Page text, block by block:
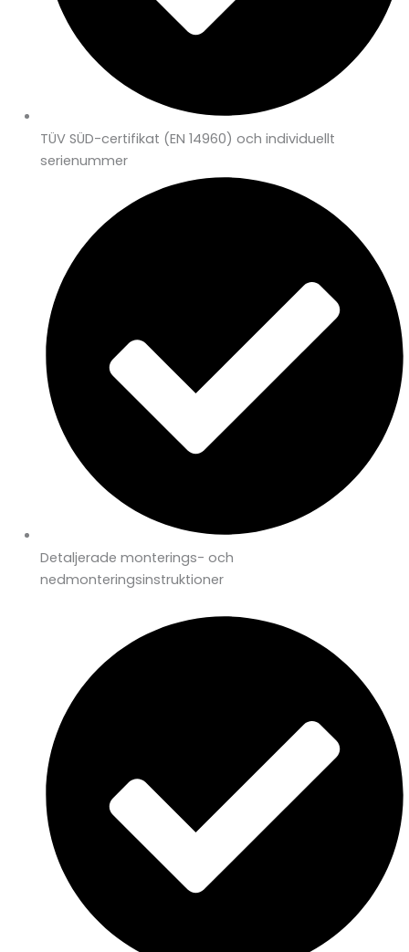
TÜV SÜD-certifikat (EN 14960) och individuellt
serienummer
Detaljerade monterings- och
nedmonteringsinstruktioner